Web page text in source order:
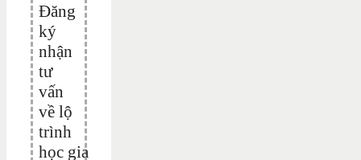
Đăng
ký
nhận
tư
vấn
về lộ
trình
học gia